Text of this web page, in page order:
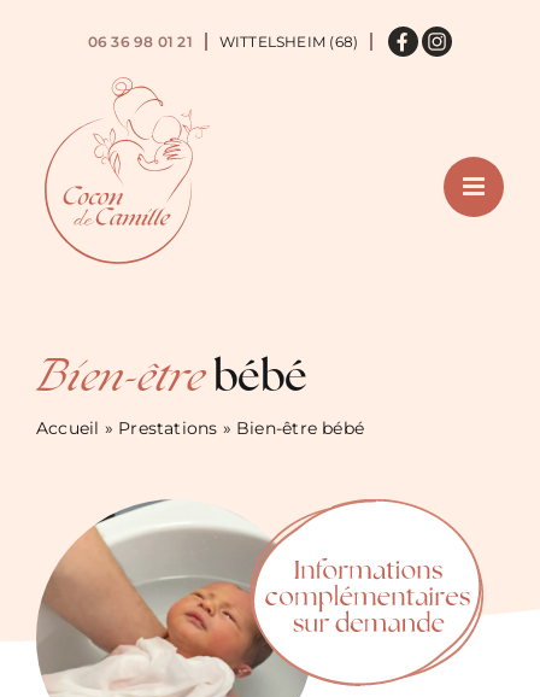
06 36 98 01 21 WITTELSHEIM (68)
Bien-êtrebébé
Accueil » Prestations » Bien-être bébé